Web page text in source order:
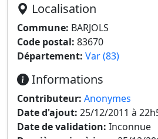
Localisation
Commune: BARJOLS
Code postal: 83670
Département: Var (83)
Informations
Contributeur: Anonymes
Date d'ajout: 25/12/2011 à
Date de validation: Inconnue